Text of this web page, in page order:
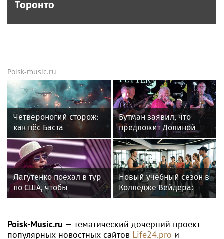
Торонто
Poisk-music.ru
Четвероногий сторож:
как пёс Баста
предупреждает бойцов
о дронах ВСУ
Бутман заявил, что
предложит Долиной
кафедру в будущем
джазовом вузе
Лагутенко поехал в тур
по США, чтобы
наскрести на
сгоревшего дома
Новый учебный сезон в
Колледже Вейдера:
стартовали очные
специалистов
Poisk-Music.ru — тематический дочерний проект
популярных новостных сайтов Life24.pro и